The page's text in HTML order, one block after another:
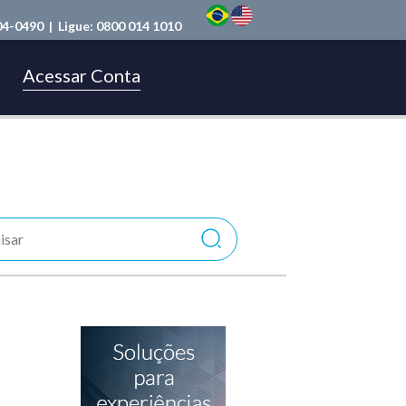
0490 | Ligue: 0800 014 1010
Acessar Conta